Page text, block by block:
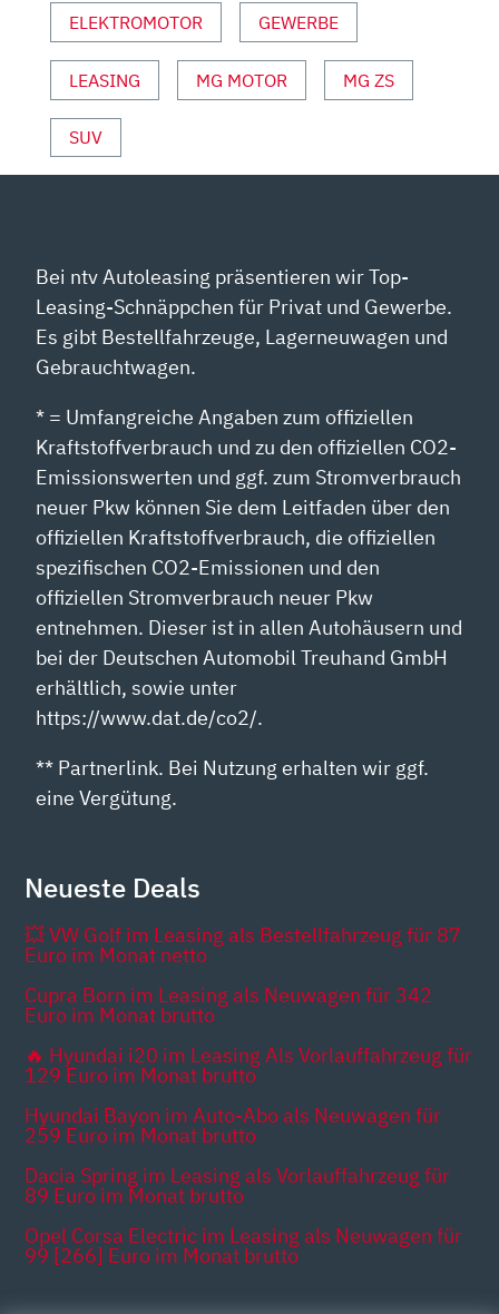
ELEKTROMOTOR GEWERBE
LEASING MG MOTOR MG ZS
SUV
Bei ntv Autoleasing präsentieren wir Top-
Leasing-Schnäppchen für Privat und Gewerbe.
Es gibt Bestellfahrzeuge, Lagerneuwagen und
Gebrauchtwagen.
* = Umfangreiche Angaben zum offiziellen
Kraftstoffverbrauch und zu den offiziellen CO2-
Emissionswerten und ggf. zum Stromverbrauch
neuer Pkw können Sie dem Leitfaden über den
offiziellen Kraftstoffverbrauch, die offiziellen
spezifischen CO2-Emissionen und den
offiziellen Stromverbrauch neuer Pkw
entnehmen. Dieser ist in allen Autohäusern und
bei der Deutschen Automobil Treuhand GmbH
erhältlich, sowie unter
https://www.dat.de/co2/.
** Partnerlink. Bei Nutzung erhalten wir ggf.
eine Vergütung.
Neueste Deals
💥 VW Golf im Leasing als Bestellfahrzeug für 87
Euro im Monat netto
Cupra Born im Leasing als Neuwagen für 342
Euro im Monat brutto
🔥 Hyundai i20 im Leasing Als Vorlauffahrzeug für
129 Euro im Monat brutto
Hyundai Bayon im Auto-Abo als Neuwagen für
259 Euro im Monat brutto
Dacia Spring im Leasing als Vorlauffahrzeug für
89 Euro im Monat brutto
Opel Corsa Electric im Leasing als Neuwagen für
99 [266] Euro im Monat brutto